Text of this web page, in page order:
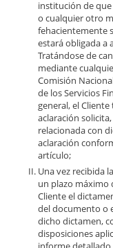
institución de
o cualquier otro
fehacientemente
estará obligada a
Tratándose de
mediante
Comisión
de los Servicios
general, el
aclaración
relacionada con
aclaración
artículo;
Una vez recibida
un plazo máximo
Cliente el
del documento o
dicho dictamen,
disposiciones